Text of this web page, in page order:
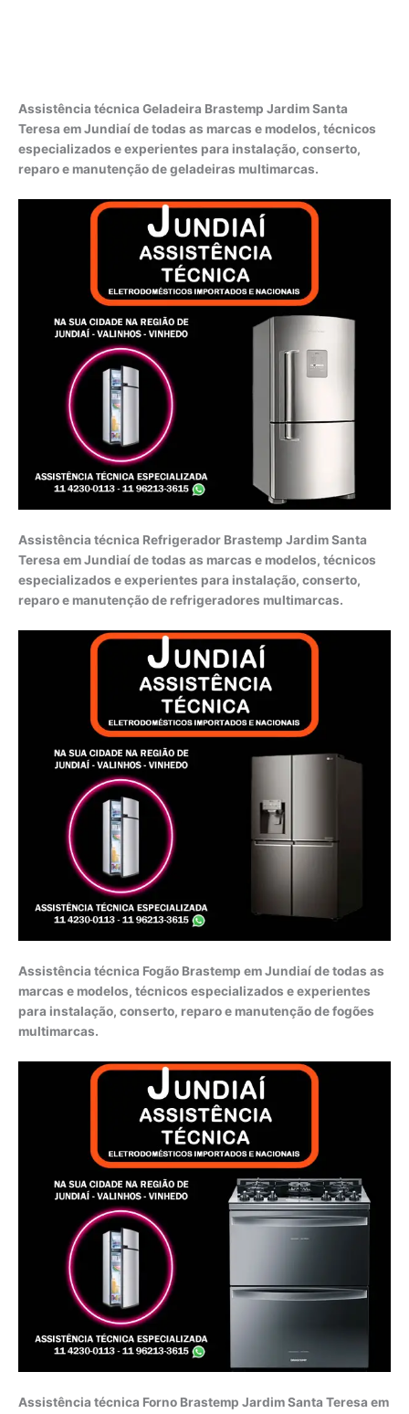
Assistência técnica Geladeira Brastemp Jardim Santa
Teresa em Jundiaí de todas as marcas e modelos, técnicos
especializados e experientes para instalação, conserto,
reparo e manutenção de geladeiras multimarcas.
Assistência técnica Refrigerador Brastemp Jardim Santa
Teresa em Jundiaí de todas as marcas e modelos, técnicos
especializados e experientes para instalação, conserto,
reparo e manutenção de refrigeradores multimarcas.
Assistência técnica Fogão Brastemp em Jundiaí de todas as
marcas e modelos, técnicos especializados e experientes
para instalação, conserto, reparo e manutenção de fogões
multimarcas.
Assistência técnica Forno Brastemp Jardim Santa Teresa em